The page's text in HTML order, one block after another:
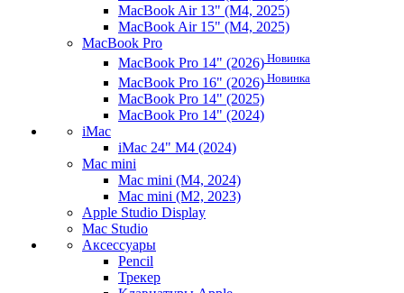
MacBook Air 13" (M4, 2025)
MacBook Air 15" (M4, 2025)
MacBook Pro
MacBook Pro 14" (2026) Новинка
MacBook Pro 16" (2026) Новинка
MacBook Pro 14" (2025)
MacBook Pro 14" (2024)
iMac
iMac 24" M4 (2024)
Mac mini
Mac mini (M4, 2024)
Mac mini (M2, 2023)
Apple Studio Display
Mac Studio
Аксессуары
Pencil
Трекер